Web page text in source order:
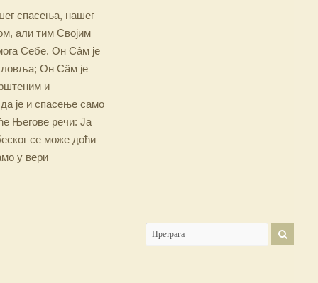
спасења, нашег
али тим Својим
Себе. Он Сâм је
Он Сâм је
и
је и спасење само
Његове речи: Ја
се може доћи
у вери